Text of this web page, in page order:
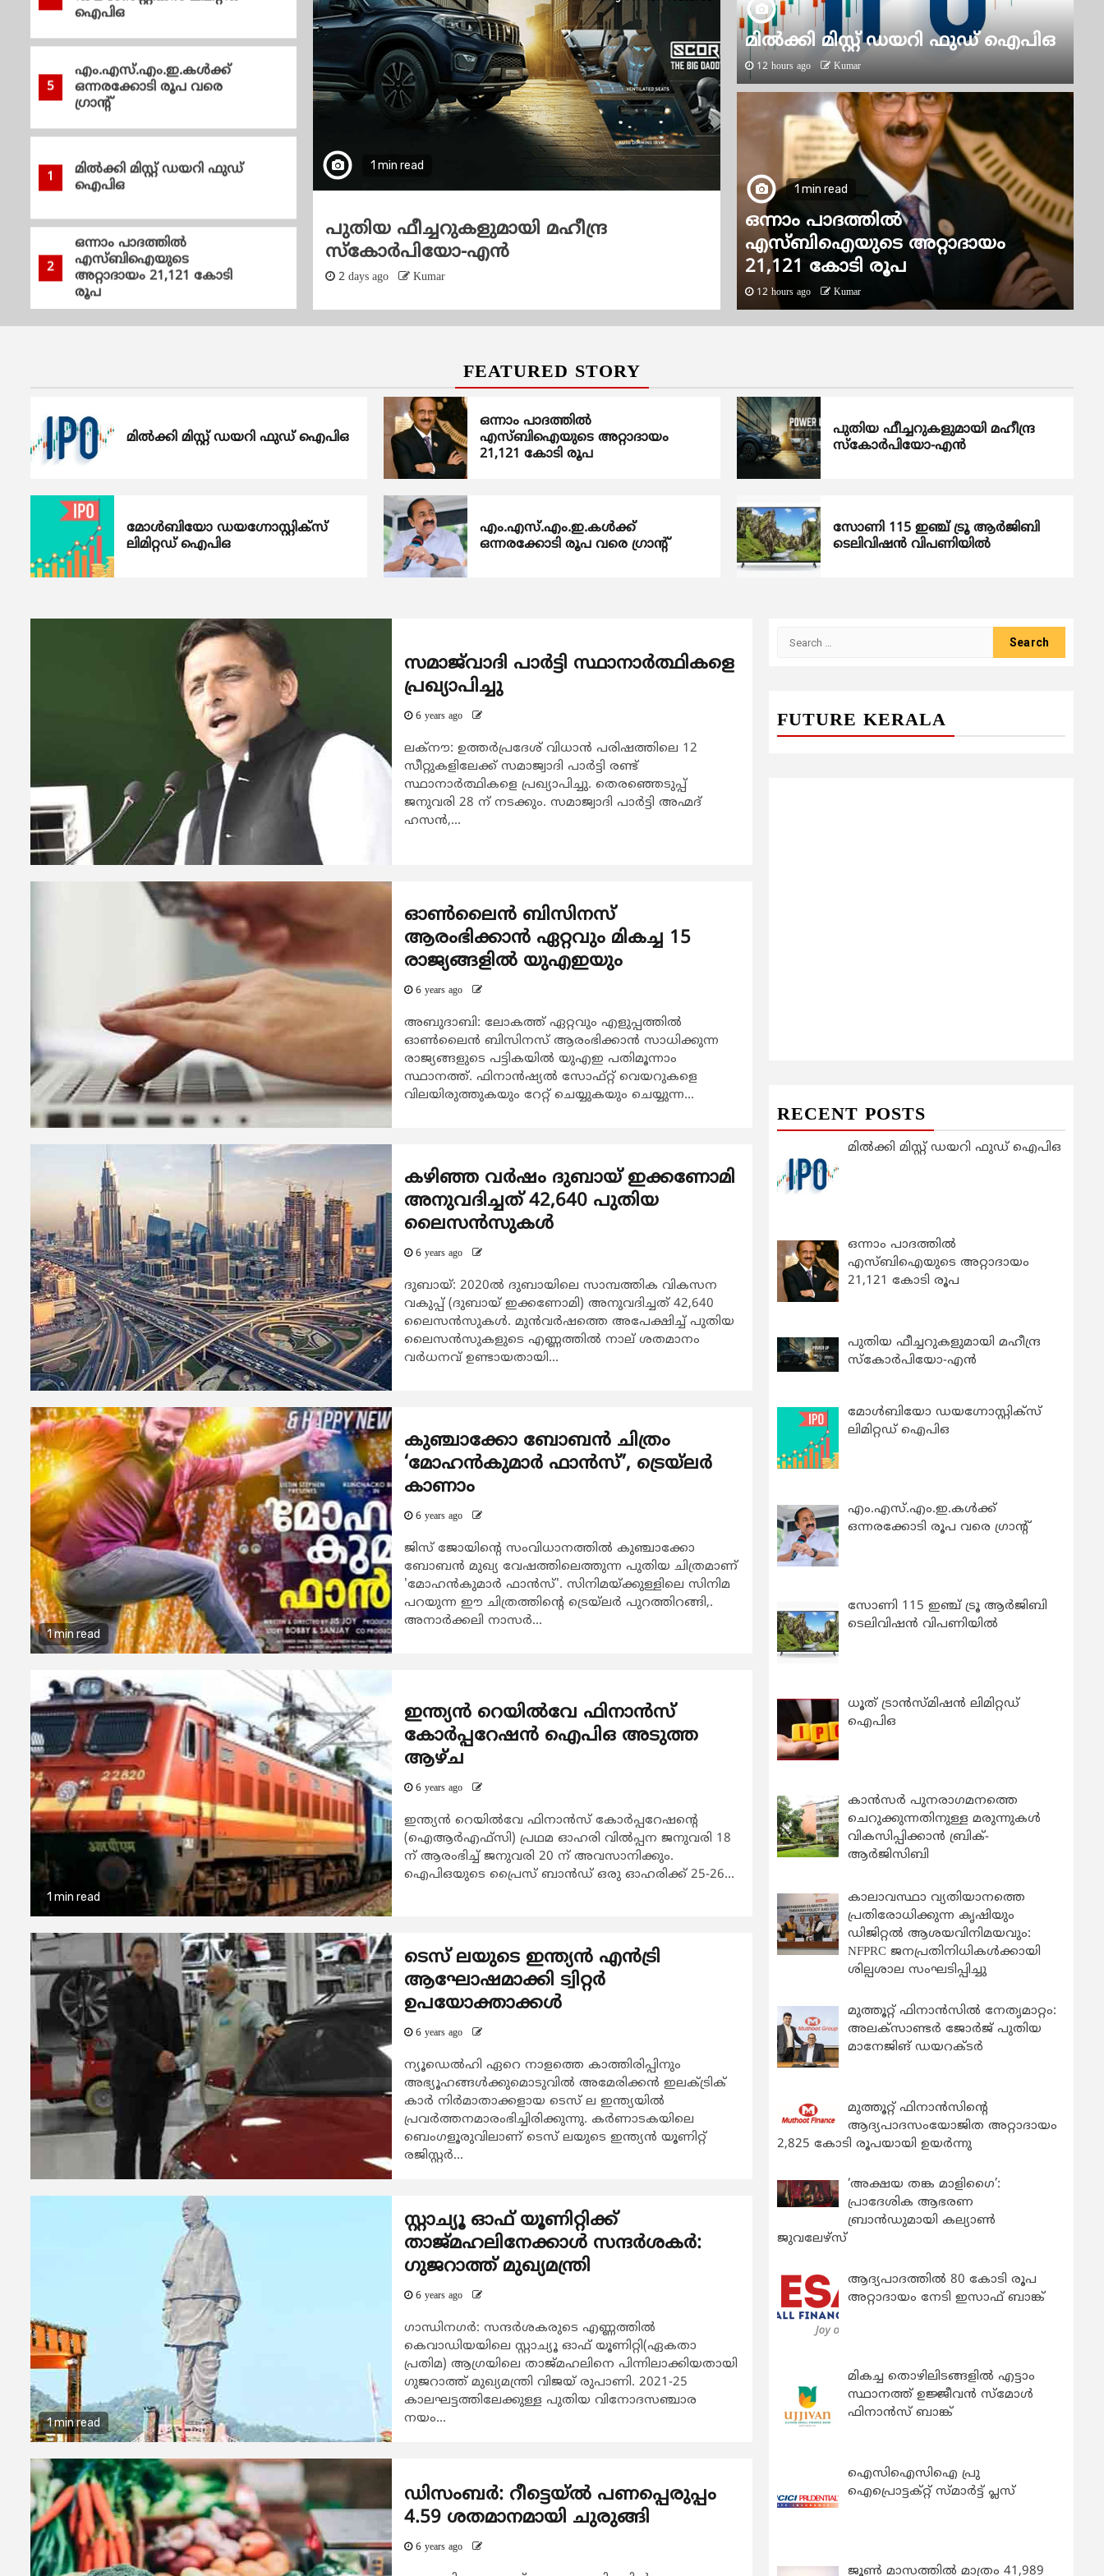
ഐപിഒ
5
എം.എസ്.എം.ഇ.കൾക്ക്
ഒന്നരക്കോടി രൂപ വരെ
ഗ്രാന്റ്
1
മിൽക്കി മിസ്റ്റ് ഡയറി ഫുഡ്
ഐപിഒ
2
ഒന്നാം പാദത്തിൽ
എസ്ബിഐയുടെ
അറ്റാദായം 21,121 കോടി
രൂപ
4
മോൾബിയോ
ഡയഗ്നോസ്റ്റിക്സ് ലിമിറ്റഡ്
ഐപിഒ
എം.എസ്.എം.ഇ.കൾക്ക്
ഒന്നരക്കോടി രൂപ വരെ
ഗ്രാന്റ്
എസ്ബിഐയുടെ
21,121 കോടി രൂപ
1 min read
പുതിയ ഫീച്ചറുകളുമായി മഹീന്ദ്ര
സ്കോർപിയോ-എൻ
2 days ago Kumar
മോൾബിയോ ഡയഗ്നോസ്റ്റിക്സ് ലിമിറ്റഡ്
ഐപിഒ
2 days ago
മിൽക്കി മിസ്റ്റ് ഡയറി ഫുഡ് ഐപിഒ
12 hours ago Kumar
1 min read
ഒന്നാം പാദത്തിൽ
എസ്ബിഐയുടെ അറ്റാദായം
21,121 കോടി രൂപ
12 hours ago Kumar
FEATURED STORY
മിൽക്കി മിസ്റ്റ് ഡയറി ഫുഡ് ഐപിഒ
ഒന്നാം പാദത്തിൽ
എസ്ബിഐയുടെ അറ്റാദായം
21,121 കോടി രൂപ
പുതിയ ഫീച്ചറുകളുമായി മഹീന്ദ്ര
സ്കോർപിയോ-എൻ
മോൾബിയോ ഡയഗ്നോസ്റ്റിക്സ്
ലിമിറ്റഡ് ഐപിഒ
എം.എസ്.എം.ഇ.കൾക്ക്
ഒന്നരക്കോടി രൂപ വരെ ഗ്രാന്റ്
സോണി 115 ഇഞ്ച് ട്രൂ ആർജിബി
ടെലിവിഷൻ വിപണിയിൽ
സമാജ്‌വാദി പാര്‍ട്ടി സ്ഥാനാര്‍ത്ഥികളെ
പ്രഖ്യാപിച്ചു
6 years ago
ലക്‌നൗ: ഉത്തര്‍പ്രദേശ് വിധാന്‍ പരിഷത്തിലെ 12
സീറ്റുകളിലേക്ക് സമാജ്വാദി പാര്‍ട്ടി രണ്ട്
സ്ഥാനാര്‍ത്ഥികളെ പ്രഖ്യാപിച്ചു. തെരഞ്ഞെടുപ്പ്
ജനുവരി 28 ന് നടക്കും. സമാജ്വാദി പാര്‍ട്ടി അഹ്മദ്
ഹസന്‍,...
ഓൺലൈൻ ബിസിനസ്
ആരംഭിക്കാൻ ഏറ്റവും മികച്ച 15
രാജ്യങ്ങളിൽ യുഎഇയും
6 years ago
അബുദാബി: ലോകത്ത് ഏറ്റവും എളുപ്പത്തിൽ
ഓൺലൈൻ ബിസിനസ് ആരംഭിക്കാൻ സാധിക്കുന്ന
രാജ്യങ്ങളുടെ പട്ടികയിൽ യുഎഇ പതിമൂന്നാം
സ്ഥാനത്ത്. ഫിനാൻഷ്യൽ സോഫ്റ്റ് വെയറുകളെ
വിലയിരുത്തുകയും റേറ്റ് ചെയ്യുകയും ചെയ്യുന്ന...
കഴിഞ്ഞ വർഷം ദുബായ് ഇക്കണോമി
അനുവദിച്ചത് 42,640 പുതിയ
ലൈസൻസുകൾ
6 years ago
ദുബായ്: 2020ൽ ദുബായിലെ സാമ്പത്തിക വികസന
വകുപ്പ് (ദുബായ് ഇക്കണോമി) അനുവദിച്ചത് 42,640
ലൈസൻസുകൾ. മുൻവർഷത്തെ അപേക്ഷിച്ച് പുതിയ
ലൈസൻസുകളുടെ എണ്ണത്തിൽ നാല് ശതമാനം
വർധനവ് ഉണ്ടായതായി...
1 min read
കുഞ്ചാക്കോ ബോബന്‍ ചിത്രം
‘മോഹന്‍കുമാര്‍ ഫാന്‍സ്’, ട്രെയ്ലര്‍
കാണാം
6 years ago
ജിസ് ജോയിന്‍റെ സംവിധാനത്തില്‍ കുഞ്ചാക്കോ
ബോബന്‍ മുഖ്യ വേഷത്തിലെത്തുന്ന പുതിയ ചിത്രമാണ്
'മോഹന്‍കുമാര്‍ ഫാന്‍സ്'. സിനിമയ്ക്കുള്ളിലെ സിനിമ
പറയുന്ന ഈ ചിത്രത്തിന്‍റെ ട്രെയ്‍ലര്‍ പുറത്തിറങ്ങി,.
അനാര്‍ക്കലി നാസര്‍...
1 min read
ഇന്ത്യൻ റെയിൽ‌വേ ഫിനാൻസ്
കോർപ്പറേഷന്‍ ഐപിഒ അടുത്ത
ആഴ്ച
6 years ago
ഇന്ത്യൻ റെയിൽ‌വേ ഫിനാൻസ് കോർപ്പറേഷന്റെ
(ഐ‌ആർ‌എഫ്സി) പ്രഥമ ഓഹരി വില്‍പ്പന ജനുവരി 18
ന് ആരംഭിച്ച് ജനുവരി 20 ന് അവസാനിക്കും.
ഐ‌പി‌ഒയുടെ പ്രൈസ് ബാൻഡ് ഒരു ഓഹരിക്ക് 25-26...
ടെസ് ലയുടെ ഇന്ത്യൻ എൻട്രി
ആഘോഷമാക്കി ട്വിറ്റർ
ഉപയോക്താക്കൾ
6 years ago
ന്യൂഡെൽഹി ഏറെ നാളത്തെ കാത്തിരിപ്പിനും
അഭ്യൂഹങ്ങൾക്കുമൊടുവിൽ അമേരിക്കൻ ഇലക്ട്രിക്
കാർ നിർമാതാക്കളായ ടെസ് ല ഇന്ത്യയിൽ
പ്രവർത്തനമാരംഭിച്ചിരിക്കുന്നു. കർണാടകയിലെ
ബെംഗളൂരുവിലാണ് ടെസ് ലയുടെ ഇന്ത്യൻ യൂണിറ്റ്
രജിസ്റ്റർ...
1 min read
സ്റ്റാച്യൂ ഓഫ് യൂണിറ്റിക്ക്
താജ്മഹലിനേക്കാൾ സന്ദർശകർ:
ഗുജറാത്ത് മുഖ്യമന്ത്രി
6 years ago
ഗാന്ധിനഗർ: സന്ദർശകരുടെ എണ്ണത്തിൽ
കെവാഡിയയിലെ സ്റ്റാച്യൂ ഓഫ് യൂണിറ്റി(ഏകതാ
പ്രതിമ) ആഗ്രയിലെ താജ്മഹലിനെ പിന്നിലാക്കിയതായി
ഗുജറാത്ത് മുഖ്യമന്ത്രി വിജയ് രുപാണി. 2021-25
കാലഘട്ടത്തിലേക്കുള്ള പുതിയ വിനോദസഞ്ചാര
നയം...
ഡിസംബര്‍: റീട്ടെയ്ല്‍ പണപ്പെരുപ്പം
4.59 ശതമാനമായി ചുരുങ്ങി
6 years ago
FUTURE KERALA
RECENT POSTS
മിൽക്കി മിസ്റ്റ് ഡയറി ഫുഡ് ഐപിഒ
ഒന്നാം പാദത്തിൽ
എസ്ബിഐയുടെ അറ്റാദായം
21,121 കോടി രൂപ
പുതിയ ഫീച്ചറുകളുമായി മഹീന്ദ്ര
സ്കോർപിയോ-എൻ
മോൾബിയോ ഡയഗ്നോസ്റ്റിക്സ്
ലിമിറ്റഡ് ഐപിഒ
എം.എസ്.എം.ഇ.കൾക്ക്
ഒന്നരക്കോടി രൂപ വരെ ഗ്രാന്റ്
സോണി 115 ഇഞ്ച് ട്രൂ ആർജിബി
ടെലിവിഷൻ വിപണിയിൽ
ധൂത് ട്രാൻസ്മിഷൻ ലിമിറ്റഡ്
ഐപിഒ
കാന്‍സര്‍ പുനരാഗമനത്തെ
ചെറുക്കുന്നതിനുള്ള മരുന്നുകള്‍
വികസിപ്പിക്കാന്‍ ബ്രിക്-
ആര്‍ജിസിബി
കാലാവസ്ഥാ വ്യതിയാനത്തെ
പ്രതിരോധിക്കുന്ന കൃഷിയും
ഡിജിറ്റൽ ആശയവിനിമയവും:
NFPRC ജനപ്രതിനിധികൾക്കായി
ശില്പശാല സംഘടിപ്പിച്ചു
മുത്തൂറ്റ് ഫിനാൻസിൽ നേതൃമാറ്റം:
അലക്സാണ്ടർ ജോർജ് പുതിയ
മാനേജിങ് ഡയറക്ടർ
മുത്തൂറ്റ് ഫിനാൻസിന്റെ
ആദ്യപാദസംയോജിത അറ്റാദായം
2,825 കോടി രൂപയായി ഉയർന്നു
‘അക്ഷയ തങ്ക മാളിഗൈ’:
പ്രാദേശിക ആഭരണ
ബ്രാന്‍ഡുമായി കല്യാണ്‍
ജുവലേഴ്‌സ്
ആദ്യപാദത്തിൽ 80 കോടി രൂപ
അറ്റാദായം നേടി ഇസാഫ് ബാങ്ക്
മികച്ച തൊഴിലിടങ്ങളിൽ എട്ടാം
സ്ഥാനത്ത് ഉജ്ജീവൻ സ്മോൾ
ഫിനാൻസ് ബാങ്ക്
ഐസിഐസിഐ പ്രു
ഐപ്രൊട്ടക്റ്റ് സ്മാർട്ട് പ്ലസ്
ജൂൺ മാസത്തിൽ മാത്രം 41,989